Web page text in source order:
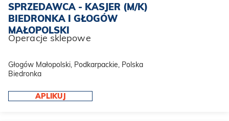
SPRZEDAWCA - KASJER (M/K)
BIEDRONKA I GŁOGÓW
MAŁOPOLSKI
Operacje sklepowe
Głogów Małopolski, Podkarpackie, Polska
Biedronka
APLIKUJ